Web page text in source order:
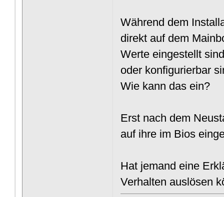
Während dem
direkt auf dem
Werte eingestellt
oder konfigurierbar
Wie kann das ein?
Erst nach dem
auf ihre im Bios
Hat jemand eine
Verhalten auslösen